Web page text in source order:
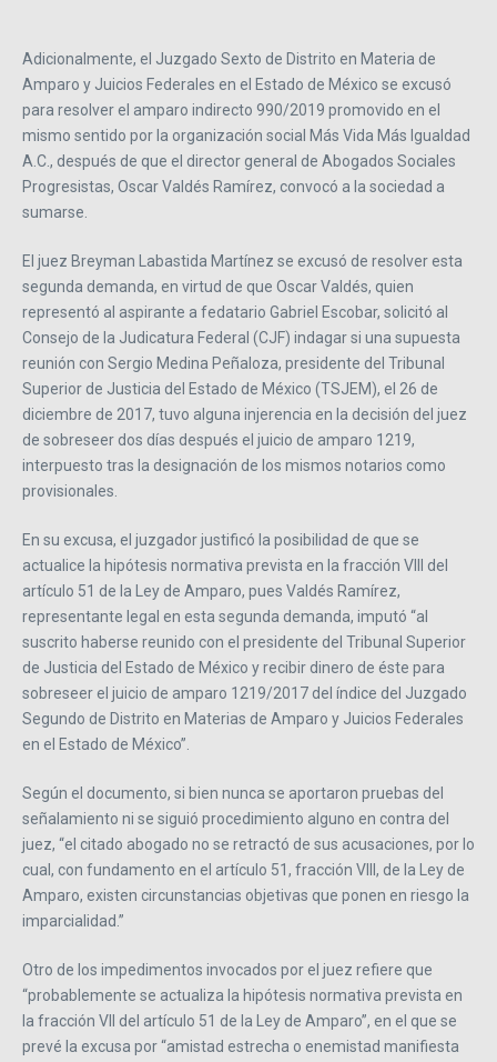
Adicionalmente, el Juzgado Sexto de Distrito en Materia de
Amparo y Juicios Federales en el Estado de México se excusó
para resolver el amparo indirecto 990/2019 promovido en el
mismo sentido por la organización social Más Vida Más Igualdad
A.C., después de que el director general de Abogados Sociales
Progresistas, Oscar Valdés Ramírez, convocó a la sociedad a
sumarse.
El juez Breyman Labastida Martínez se excusó de resolver esta
segunda demanda, en virtud de que Oscar Valdés, quien
representó al aspirante a fedatario Gabriel Escobar, solicitó al
Consejo de la Judicatura Federal (CJF) indagar si una supuesta
reunión con Sergio Medina Peñaloza, presidente del Tribunal
Superior de Justicia del Estado de México (TSJEM), el 26 de
diciembre de 2017, tuvo alguna injerencia en la decisión del juez
de sobreseer dos días después el juicio de amparo 1219,
interpuesto tras la designación de los mismos notarios como
provisionales.
En su excusa, el juzgador justificó la posibilidad de que se
actualice la hipótesis normativa prevista en la fracción VIII del
artículo 51 de la Ley de Amparo, pues Valdés Ramírez,
representante legal en esta segunda demanda, imputó “al
suscrito haberse reunido con el presidente del Tribunal Superior
de Justicia del Estado de México y recibir dinero de éste para
sobreseer el juicio de amparo 1219/2017 del índice del Juzgado
Segundo de Distrito en Materias de Amparo y Juicios Federales
en el Estado de México”.
Según el documento, si bien nunca se aportaron pruebas del
señalamiento ni se siguió procedimiento alguno en contra del
juez, “el citado abogado no se retractó de sus acusaciones, por lo
cual, con fundamento en el artículo 51, fracción VIII, de la Ley de
Amparo, existen circunstancias objetivas que ponen en riesgo la
imparcialidad.”
Otro de los impedimentos invocados por el juez refiere que
“probablemente se actualiza la hipótesis normativa prevista en
la fracción VII del artículo 51 de la Ley de Amparo”, en el que se
prevé la excusa por “amistad estrecha o enemistad manifiesta